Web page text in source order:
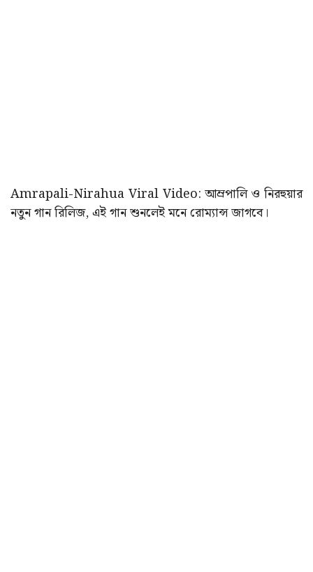
Amrapali-Nirahua Viral Video: আম্রপালি ও নিরহুয়ার
নতুন গান রিলিজ, এই গান শুনলেই মনে রোম্যান্স জাগবে।